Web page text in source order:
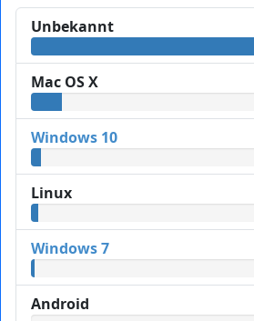
Unbekannt
Mac OS X
Windows 10
Linux
Windows 7
Android